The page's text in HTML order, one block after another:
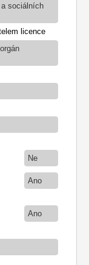
sociálních
licence
Ne
Ano
Ano